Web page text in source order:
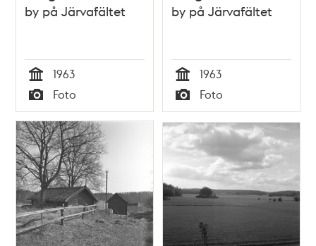
by på Järvafältet
Tid
1963
Typ
Foto
by på Järvafältet
Tid
1963
Typ
Foto